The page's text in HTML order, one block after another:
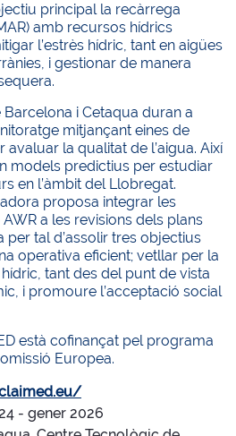
principal la recàrrega
amb recursos hídrics
l’estrès hídric, tant en aigües
i gestionar de manera
i Cetaqua duran a
mitjançant eines de
la qualitat de l’aigua. Així
models predictius per estudiar
en l’àmbit del Llobregat.
proposa integrar les
a les revisions dels plans
per tal d’assolir tres objectius
operativa eficient; vetllar per la
tant des del punt de vista
i promoure l’acceptació social
està cofinançat pel programa
Europea.
- gener 2026